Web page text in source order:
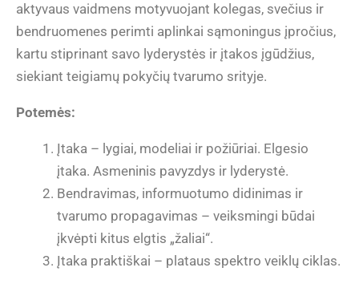
aktyvaus vaidmens motyvuojant kolegas, svečius ir
bendruomenes perimti aplinkai sąmoningus įpročius,
kartu stiprinant savo lyderystės ir įtakos įgūdžius,
siekiant teigiamų pokyčių tvarumo srityje.
Potemės:
Įtaka – lygiai, modeliai ir požiūriai. Elgesio
įtaka. Asmeninis pavyzdys ir lyderystė.
Bendravimas, informuotumo didinimas ir
tvarumo propagavimas – veiksmingi būdai
įkvėpti kitus elgtis „žaliai“.
Įtaka praktiškai – plataus spektro veiklų ciklas.